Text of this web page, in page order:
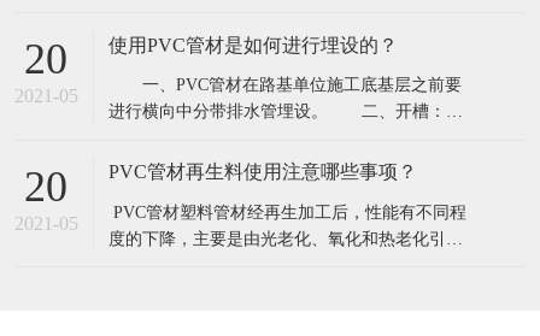
被PVC管材管件替代。究其原因可以看出结论
PVC管材主要有哪些好处呢？​1.连接可靠。PVC管
材和PVC管件之间采用电热熔的方
20
2021-05
使用PVC管材是如何进行埋设的？
​ 一、PVC管材在路基单位施工底基层之前要
进行横向中分带排水管埋设。 二、开槽：
计桩号位置进行人工开槽.PE管槽宽要比管径略宽
侧距中线10公分,外侧伸到边坡,挖方段伸到边沟内
墙.槽的坡度要顺路的横向排
20
2021-05
PVC管材再生料使用注意哪些事项？
​ PVC管材塑料管材经再生加工后，性能有不同程
度的下降，主要是由光老化、氧化和热老化引起